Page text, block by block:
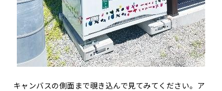
キャンバスの側面まで覗き込んで見てみてください。ア